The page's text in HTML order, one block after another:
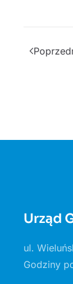
Urząd
ul.
Godziny